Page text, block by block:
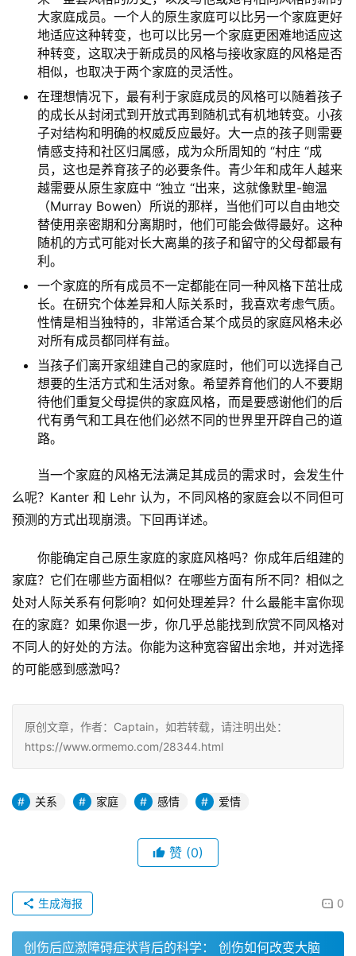
大家庭成员。一个人的原生家庭可以比另一个家庭更好
地适应这种转变，也可以比另一个家庭更困难地适应这
种转变，这取决于新成员的风格与接收家庭的风格是否
相似，也取决于两个家庭的灵活性。
在理想情况下，最有利于家庭成员的风格可以随着孩子
的成长从封闭式到开放式再到随机式有机地转变。小孩
子对结构和明确的权威反应最好。大一点的孩子则需要
情感支持和社区归属感，成为众所周知的 “村庄 “成
员，这也是养育孩子的必要条件。青少年和成年人越来
越需要从原生家庭中 “独立 “出来，这就像默里-鲍温
（Murray Bowen）所说的那样，当他们可以自由地交
替使用亲密期和分离期时，他们可能会做得最好。这种
随机的方式可能对长大离巢的孩子和留守的父母都最有
利。
一个家庭的所有成员不一定都能在同一种风格下茁壮成
长。在研究个体差异和人际关系时，我喜欢考虑气质。
性情是相当独特的，非常适合某个成员的家庭风格未必
对所有成员都同样有益。
当孩子们离开家组建自己的家庭时，他们可以选择自己
想要的生活方式和生活对象。希望养育他们的人不要期
待他们重复父母提供的家庭风格，而是要感谢他们的后
代有勇气和工具在他们必然不同的世界里开辟自己的道
路。
当一个家庭的风格无法满足其成员的需求时，会发生什
么呢？Kanter 和 Lehr 认为，不同风格的家庭会以不同但可
预测的方式出现崩溃。下回再详述。
你能确定自己原生家庭的家庭风格吗？你成年后组建的
家庭？它们在哪些方面相似？在哪些方面有所不同？相似之
处对人际关系有何影响？如何处理差异？什么最能丰富你现
在的家庭？如果你退一步，你几乎总能找到欣赏不同风格对
不同人的好处的方法。你能为这种宽容留出余地，并对选择
的可能感到感激吗？
原创文章，作者：Captain，如若转载，请注明出处：
https://www.ormemo.com/28344.html
关系 家庭 感情 爱情
赞 (0)
0
生成海报
创伤后应激障碍症状背后的科学： 创伤如何改变大脑